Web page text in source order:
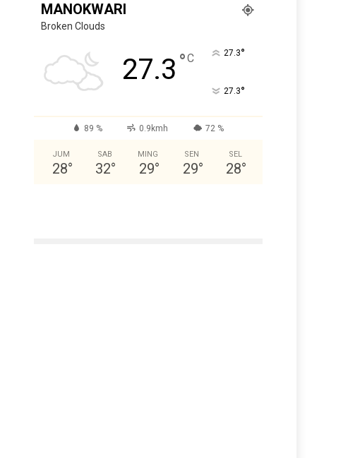
MANOKWARI
Broken Clouds
27.3 °C 27.3°
27.3°
89 % 0.9kmh 72 %
JUM
28°
SAB
32°
MING
29°
SEN
29°
SEL
28°